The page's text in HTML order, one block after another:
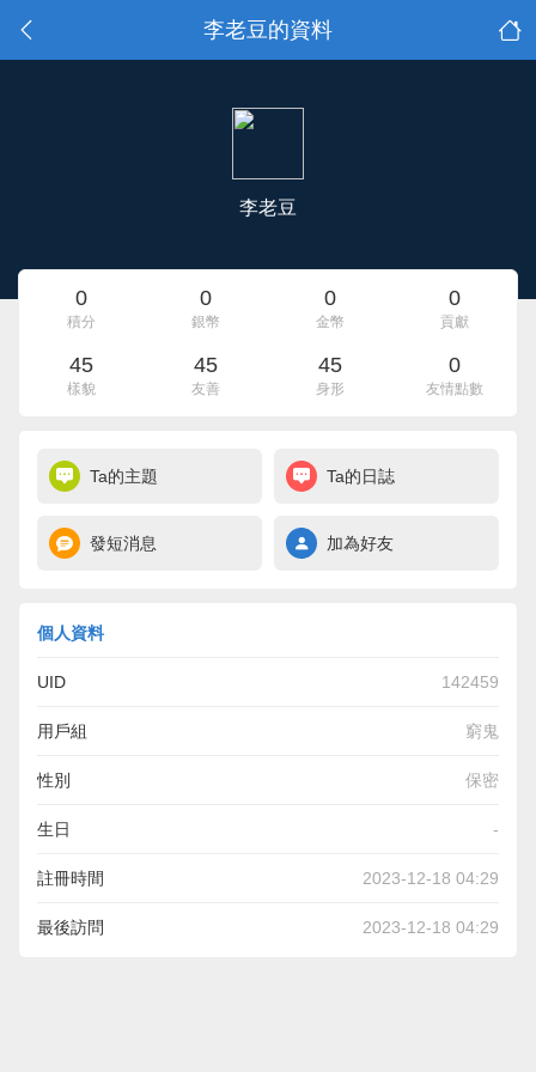
李老豆的資料
李老豆
0
積分
0
銀幣
0
金幣
0
貢獻
45
樣貌
45
友善
45
身形
0
友情點數
Ta的主題 Ta的日誌
發短消息 加為好友
個人資料
UID 142459
用戶組 窮鬼
性別 保密
生日 -
註冊時間 2023-12-18 04:29
最後訪問 2023-12-18 04:29